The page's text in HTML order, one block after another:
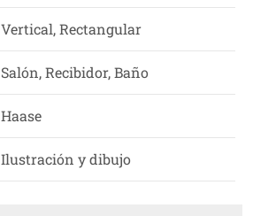
Vertical, Rectangular
Salón, Recibidor, Baño
Haase
Ilustración y dibujo